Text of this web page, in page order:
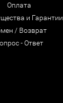
Оплата
и Гарантии
/ Возврат
- Ответ